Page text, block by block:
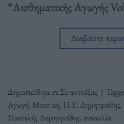
“Αισθηματικής Αγωγής
Διαβάστε
Δημοσιεύθηκε σεΣυνεντεύξεις |
Αγωγή, Μουσική, Π.Ε. Δημητριάδης,
Παντελής Δημητριάδης,συναυλία